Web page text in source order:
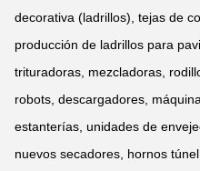
decorativa (ladrillos), tejas de
producción de ladrillos para
trituradoras, mezcladoras,
robots, descargadores,
estanterías, unidades de
nuevos secadores, hornos